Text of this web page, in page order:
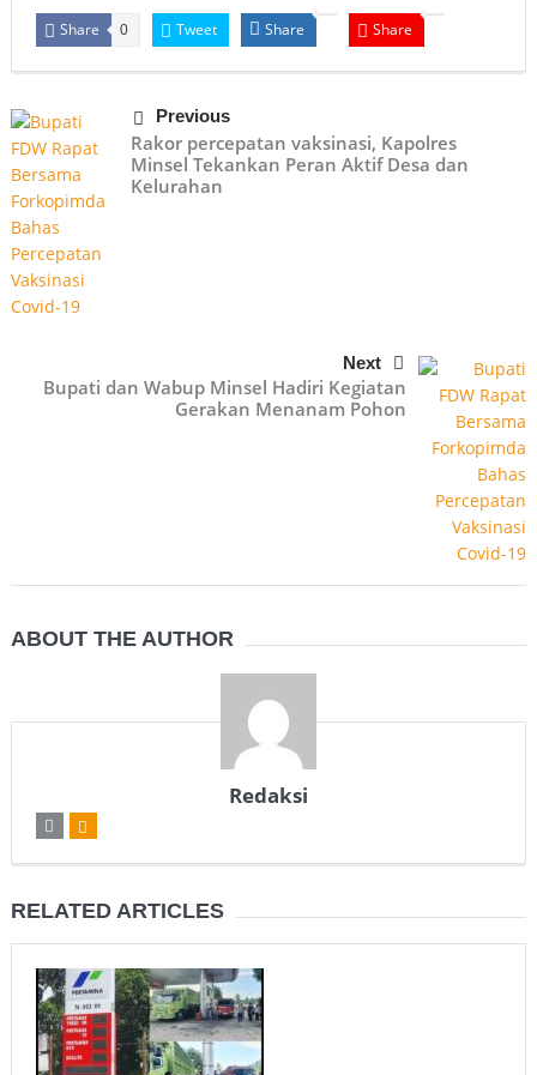
Share 0 Tweet Share Share
Previous
Rakor percepatan vaksinasi, Kapolres
Minsel Tekankan Peran Aktif Desa dan
Kelurahan
Next
Bupati dan Wabup Minsel Hadiri Kegiatan
Gerakan Menanam Pohon
ABOUT THE AUTHOR
Redaksi
RELATED ARTICLES